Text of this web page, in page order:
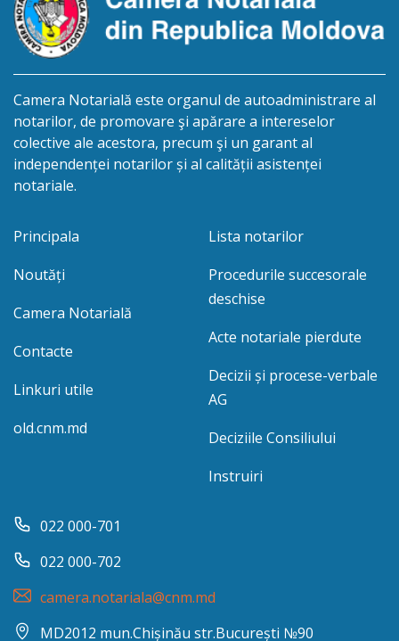
20 aprilie […]
Camera Notarială este organul de autoadministrare al
notarilor, de promovare şi apărare a intereselor
colective ale acestora, precum şi un garant al
independenței notarilor și al calității asistenței
notariale.
Principala
Noutăți
Camera Notarială
Contacte
Linkuri utile
old.cnm.md
Lista notarilor
Procedurile succesorale
deschise
Acte notariale pierdute
Decizii și procese-verbale
AG
Deciziile Consiliului
Instruiri
022 000-701
022 000-702
camera.notariala@cnm.md
MD2012 mun.Chișinău str.București №90